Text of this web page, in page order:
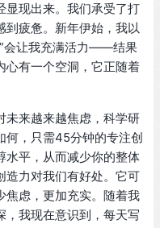
显现出来。我们承受了打
到疲惫。新年伊始，我以
会让我充满活力——结果
心有一个空洞，它正随着
未来越来越焦虑，科学研
何，只需45分钟的专注创
水平，从而减少你的整体
造力对我们有好处。它可
焦虑，更加充实。随着我
，我现在意识到，每天写